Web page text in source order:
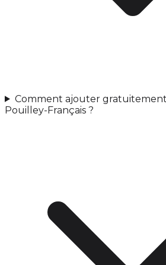
Comment ajouter
Pouilley-Français ?